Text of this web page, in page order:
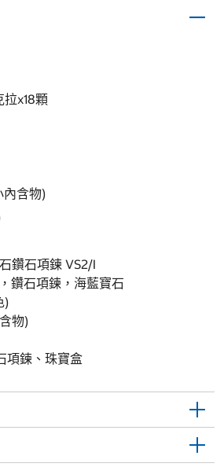
拉x18顆
內含物)
鑽石項鍊 VS2/I
鑽石項鍊，海藍寶石
)
物)
項鍊、珠寶盒